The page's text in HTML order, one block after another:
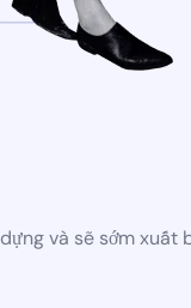
và sẽ sớm xuất